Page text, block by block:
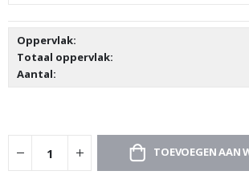
Oppervlak:
Totaal oppervlak:
Aantal:
TOEVOEGEN AAN